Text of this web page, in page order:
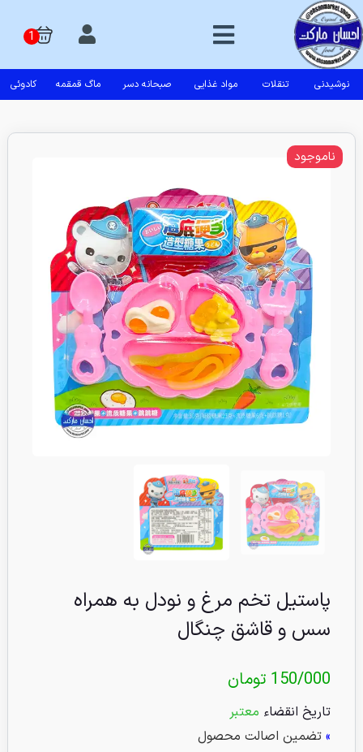
نوشیدنی تنقلات مواد غذایی صبحانه دسر ماگ قمقمه کادوئی
پاستیل تخم مرغ و نودل به همراه
سس و قاشق چنگال
150/000 تومان
تاریخ انقضاء معتبر
» تضمین اصالت محصول
ناموجود